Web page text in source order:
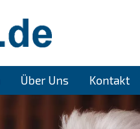
Über Uns Kontakt